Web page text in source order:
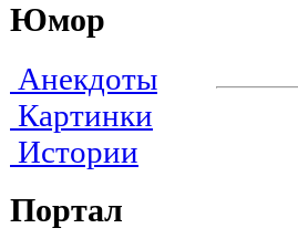
Юмор
Анекдоты
Картинки
Истории
Портал